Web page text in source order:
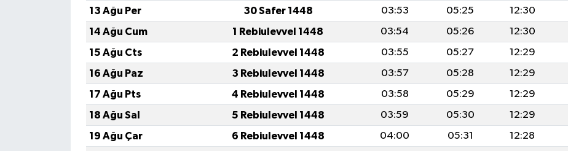
13 Ağu Per
30 Safer 1448 03:53 05:25 12:30
14 Ağu Cum
1 Rebiulevvel 1448 03:54 05:26 12:30
15 Ağu Cts
2 Rebiulevvel 1448 03:55 05:27 12:29
16 Ağu Paz
3 Rebiulevvel 1448 03:57 05:28 12:29
17 Ağu Pts
4 Rebiulevvel 1448 03:58 05:29 12:29
18 Ağu Sal
5 Rebiulevvel 1448 03:59 05:30 12:29
19 Ağu Çar
6 Rebiulevvel 1448 04:00 05:31 12:28